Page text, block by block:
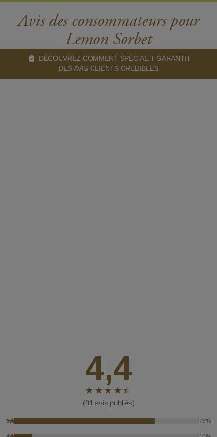
Avis des consommateurs pour
Lemon Sorbet
DÉCOUVREZ COMMENT SPECIAL.T GARANTIT
DES AVIS CLIENTS CRÉDIBLES
4,4
(91 avis publiés)
5★ 76%